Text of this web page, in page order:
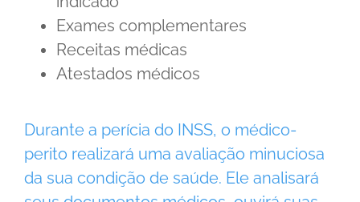
Exames complementares
Receitas médicas
Atestados médicos
Durante a perícia do INSS, o médico-
perito realizará uma avaliação minuciosa
da sua condição de saúde. Ele analisará